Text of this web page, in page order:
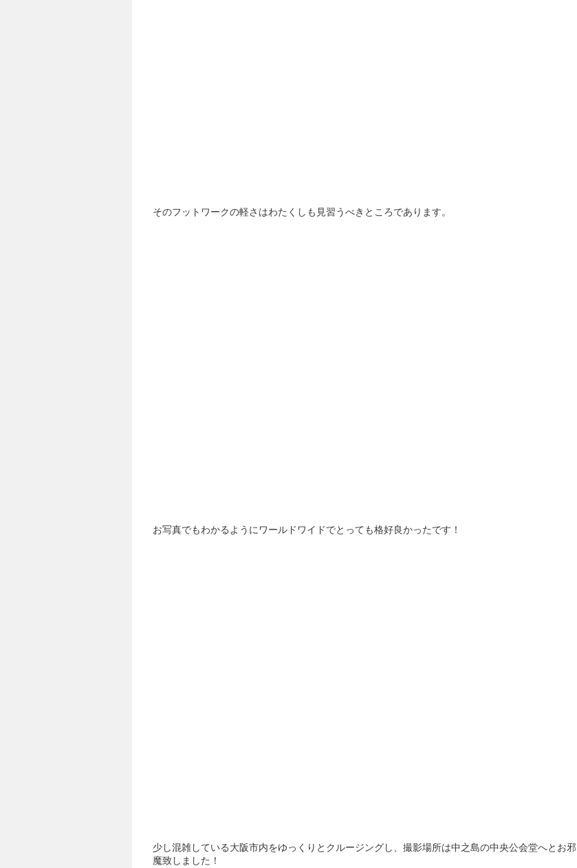
そのフットワークの軽さはわたくしも見習うべきところであります。
お写真でもわかるようにワールドワイドでとっても格好良かったです！
少し混雑している大阪市内をゆっくりとクルージングし、撮影場所は中之島の中央公会堂へとお邪
魔致しました！